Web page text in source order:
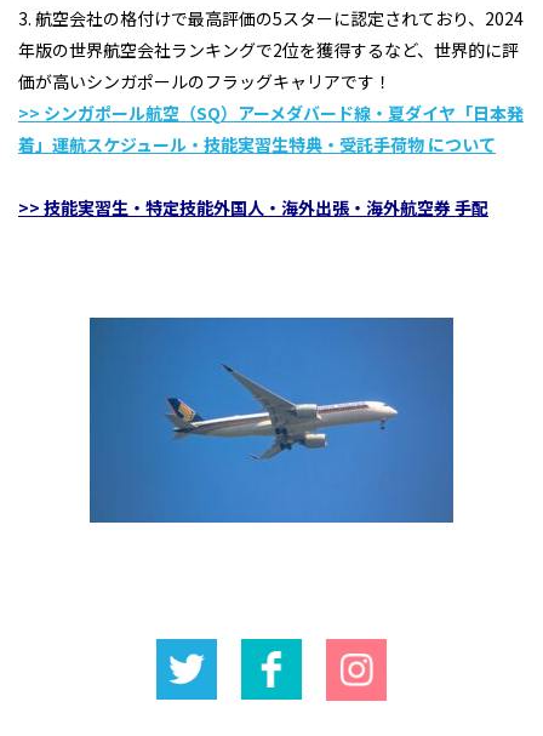
3. 航空会社の格付けで最高評価の5スターに認定されており、2024
年版の世界航空会社ランキングで2位を獲得するなど、世界的に評
価が高いシンガポールのフラッグキャリアです！
>> シンガポール航空 （SQ）アーメダバード線・夏ダイヤ「日本発
着」運航スケジュール・技能実習生特典・受託手荷物 について
>> 技能実習生・特定技能外国人・海外出張・海外航空券 手配